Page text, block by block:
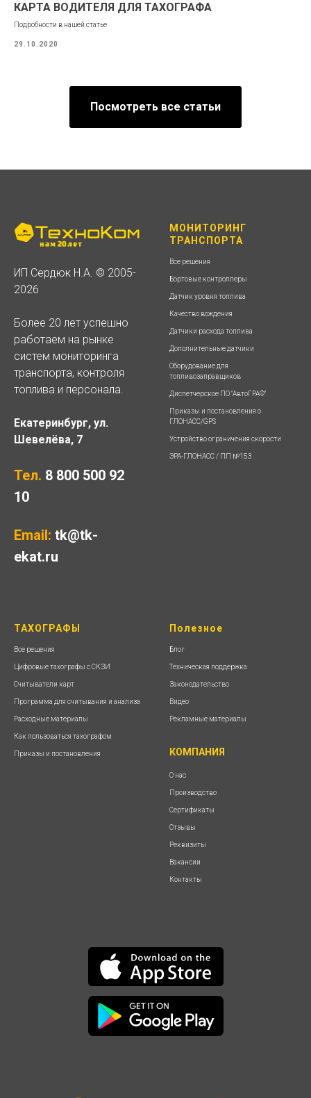
КАРТА ВОДИТЕЛЯ ДЛЯ ТАХОГРАФА
Подробности в нашей статье
29.10.2020
Посмотреть все статьи
ИП Сердюк Н.А. © 2005-
2026
Более 20 лет успешно
работаем на рынке
систем мониторинга
транспорта, контроля
топлива и персонала.
Екатеринбург, ул.
Шевелёва, 7
Тел. 8 800 500 92
10
Email: tk@tk-
ekat.ru
МОНИТОРИНГ
ТРАНСПОРТА
Все решения
Бортовые контроллеры
Датчик уровня топлива
Качество вождения
Датчики расхода топлива
Дополнительные датчики
Оборудование для
топливозаправщиков
Диспетчерское ПО "АвтоГРАФ"
Приказы и постановления о
ГЛОНАСС/GPS
Устройство ограничения скорости
ЭРА-ГЛОНАСС / ПП №153
ТАХОГРАФЫ
Все решения
Цифровые тахографы с СКЗИ
Считыватели карт
Программа для считывания и анализа
Расходные материалы
Как пользоваться тахографом
Приказы и постановления
Полезное
Блог
Техническая поддержка
Законодательство
Видео
Рекламные материалы
КОМПАНИЯ
О нас
Производство
Сертификаты
Отзывы
Реквизиты
Вакансии
Контакты